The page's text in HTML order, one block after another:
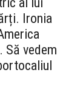
Ironia
Să vedem